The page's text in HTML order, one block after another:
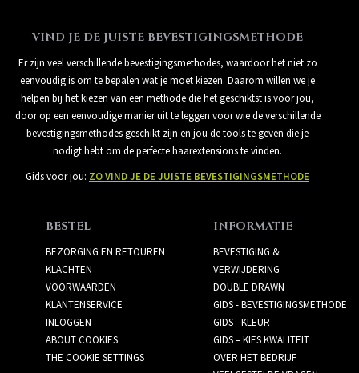
VIND JE DE JUISTE BEVESTIGINGSMETHODE
Er zijn veel verschillende bevestigingsmethodes, waardoor het niet zo
eenvoudig is om te bepalen wat je moet kiezen. Daarom willen we je
helpen bij het kiezen van een methode die het geschiktst is voor jou,
door op een eenvoudige manier uit te leggen voor wie de verschillende
bevestigingsmethodes geschikt zijn en jou de tools te geven die je
nodigt hebt om de perfecte haarextensions te vinden.
Gids voor jou: ZO VIND JE DE JUISTE BEVESTIGINGSMETHODE
BESTEL
BEZORGING EN RETOUREN
KLACHTEN
VOORWAARDEN
KLANTENSERVICE
INLOGGEN
ABOUT COOKIES
THE COOKIE SETTINGS
INFORMATIE
BEVESTIGING &
VERWIJDERING
DOUBLE DRAWN
GIDS - BEVESTIGINGSMETHODE
GIDS - KLEUR
GIDS – KIES KWALITEIT
OVER HET BEDRIJF